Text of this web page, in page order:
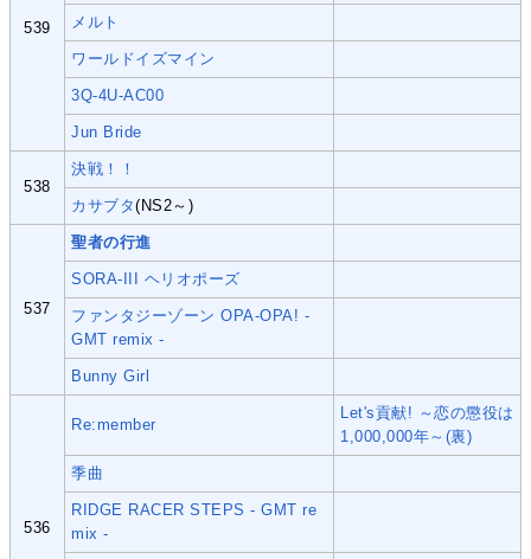
539 メルト
ワールドイズマイン
3Q-4U-AC00
Jun Bride
538
決戦！！
カサブタ(NS2～)
537
聖者の行進
SORA-III ヘリオポーズ
ファンタジーゾーン OPA-OPA! -
GMT remix -
Bunny Girl
536
Re:member
Let's貢献! ～恋の懲役は
1,000,000年～(裏)
季曲
RIDGE RACER STEPS - GMT re
mix -